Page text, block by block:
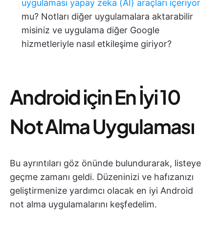
uygulaması yapay zeka (AI) araçları içeriyor
mu? Notları diğer uygulamalara aktarabilir
misiniz ve uygulama diğer Google
hizmetleriyle nasıl etkileşime giriyor?
Android için En İyi 10
Not Alma Uygulaması
Bu ayrıntıları göz önünde bulundurarak, listeye
geçme zamanı geldi. Düzeninizi ve hafızanızı
geliştirmenize yardımcı olacak en iyi Android
not alma uygulamalarını keşfedelim.